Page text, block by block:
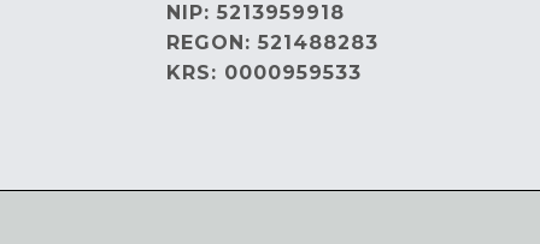
NIP: 5213959918
REGON: 521488283
KRS: 0000959533